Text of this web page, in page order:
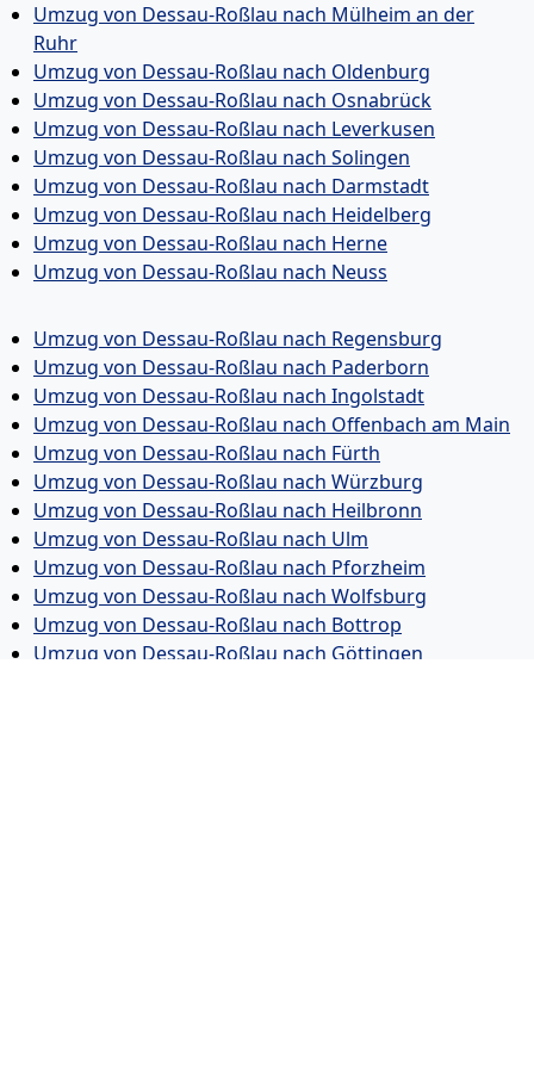
Umzug von Dessau-Roßlau nach Mülheim an der
Ruhr
Umzug von Dessau-Roßlau nach Oldenburg
Umzug von Dessau-Roßlau nach Osnabrück
Umzug von Dessau-Roßlau nach Leverkusen
Umzug von Dessau-Roßlau nach Solingen
Umzug von Dessau-Roßlau nach Darmstadt
Umzug von Dessau-Roßlau nach Heidelberg
Umzug von Dessau-Roßlau nach Herne
Umzug von Dessau-Roßlau nach Neuss
Umzug von Dessau-Roßlau nach Regensburg
Umzug von Dessau-Roßlau nach Paderborn
Umzug von Dessau-Roßlau nach Ingolstadt
Umzug von Dessau-Roßlau nach Offenbach am Main
Umzug von Dessau-Roßlau nach Fürth
Umzug von Dessau-Roßlau nach Würzburg
Umzug von Dessau-Roßlau nach Heilbronn
Umzug von Dessau-Roßlau nach Ulm
Umzug von Dessau-Roßlau nach Pforzheim
Umzug von Dessau-Roßlau nach Wolfsburg
Umzug von Dessau-Roßlau nach Bottrop
Umzug von Dessau-Roßlau nach Göttingen